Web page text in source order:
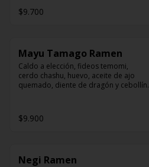
$9.700
Mayu Tamago Ramen
Caldo a elección, fideos temomi,
cerdo chashu, huevo, aceite de ajo
quemado, diente de dragón y cebollín.
$9.900
Negi Ramen